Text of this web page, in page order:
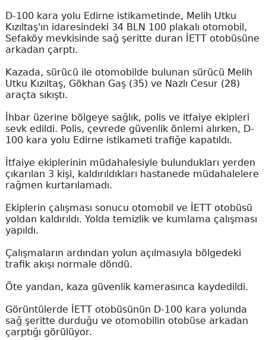
D-100 kara yolu Edirne istikametinde, Melih Utku
Kızıltaş'ın idaresindeki 34 BLN 100 plakalı otomobil,
Sefaköy mevkisinde sağ şeritte duran İETT otobüsüne
arkadan çarptı.
Kazada, sürücü ile otomobilde bulunan sürücü Melih
Utku Kızıltaş, Gökhan Gaş (35) ve Nazlı Cesur (28)
araçta sıkıştı.
İhbar üzerine bölgeye sağlık, polis ve itfaiye ekipleri
sevk edildi. Polis, çevrede güvenlik önlemi alırken, D-
100 kara yolu Edirne istikameti trafiğe kapatıldı.
İtfaiye ekiplerinin müdahalesiyle bulundukları yerden
çıkarılan 3 kişi, kaldırıldıkları hastanede müdahalelere
rağmen kurtarılamadı.
Ekiplerin çalışması sonucu otomobil ve İETT otobüsü
yoldan kaldırıldı. Yolda temizlik ve kumlama çalışması
yapıldı.
Çalışmaların ardından yolun açılmasıyla bölgedeki
trafik akışı normale döndü.
Öte yandan, kaza güvenlik kamerasınca kaydedildi.
Görüntülerde İETT otobüsünün D-100 kara yolunda
sağ şeritte durduğu ve otomobilin otobüse arkadan
çarptığı görülüyor.